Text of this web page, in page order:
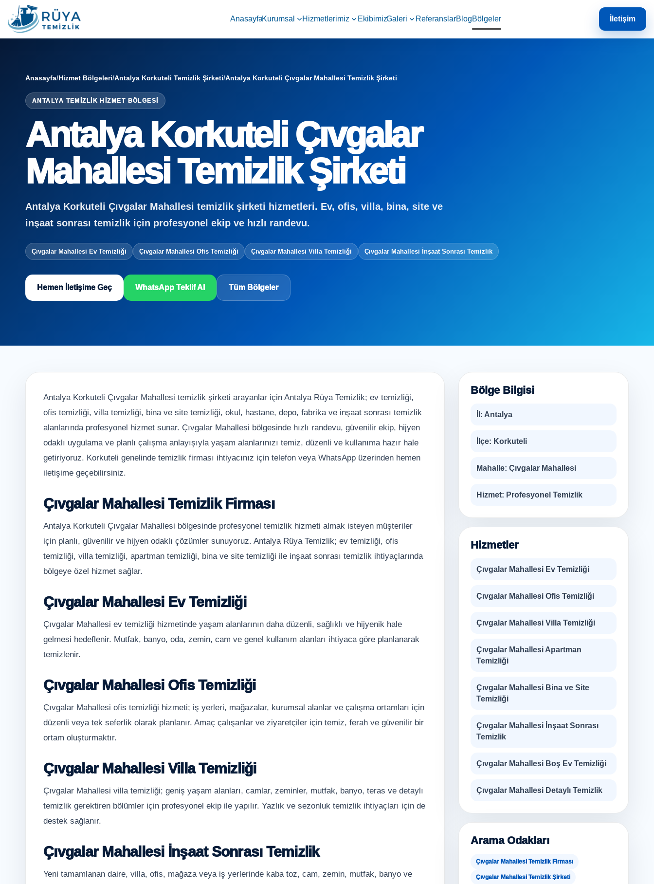
AnasayfaKurumsal Hizmetlerimiz EkibimizGaleri ReferanslarBlogBölgeler İletişim
Anasayfa/Hizmet Bölgeleri/Antalya Korkuteli Temizlik Şirketi/Antalya Korkuteli Çıvgalar Mahallesi Temizlik Şirketi
ANTALYA TEMIZLIK HIZMET BÖLGESI
Antalya Korkuteli Çıvgalar
Mahallesi Temizlik Şirketi
Antalya Korkuteli Çıvgalar Mahallesi temizlik şirketi hizmetleri. Ev, ofis, villa, bina, site ve
inşaat sonrası temizlik için profesyonel ekip ve hızlı randevu.
Çıvgalar Mahallesi Ev Temizliği Çıvgalar Mahallesi Ofis Temizliği Çıvgalar Mahallesi Villa Temizliği Çıvgalar Mahallesi İnşaat Sonrası Temizlik
Hemen İletişime Geç WhatsApp Teklif Al Tüm Bölgeler
Antalya Korkuteli Çıvgalar Mahallesi temizlik şirketi arayanlar için Antalya Rüya Temizlik; ev temizliği,
ofis temizliği, villa temizliği, bina ve site temizliği, okul, hastane, depo, fabrika ve inşaat sonrası temizlik
alanlarında profesyonel hizmet sunar. Çıvgalar Mahallesi bölgesinde hızlı randevu, güvenilir ekip, hijyen
odaklı uygulama ve planlı çalışma anlayışıyla yaşam alanlarınızı temiz, düzenli ve kullanıma hazır hale
getiriyoruz. Korkuteli genelinde temizlik firması ihtiyacınız için telefon veya WhatsApp üzerinden hemen
iletişime geçebilirsiniz.
Çıvgalar Mahallesi Temizlik Firması
Antalya Korkuteli Çıvgalar Mahallesi bölgesinde profesyonel temizlik hizmeti almak isteyen müşteriler
için planlı, güvenilir ve hijyen odaklı çözümler sunuyoruz. Antalya Rüya Temizlik; ev temizliği, ofis
temizliği, villa temizliği, apartman temizliği, bina ve site temizliği ile inşaat sonrası temizlik ihtiyaçlarında
bölgeye özel hizmet sağlar.
Çıvgalar Mahallesi Ev Temizliği
Çıvgalar Mahallesi ev temizliği hizmetinde yaşam alanlarının daha düzenli, sağlıklı ve hijyenik hale
gelmesi hedeflenir. Mutfak, banyo, oda, zemin, cam ve genel kullanım alanları ihtiyaca göre planlanarak
temizlenir.
Çıvgalar Mahallesi Ofis Temizliği
Çıvgalar Mahallesi ofis temizliği hizmeti; iş yerleri, mağazalar, kurumsal alanlar ve çalışma ortamları için
düzenli veya tek seferlik olarak planlanır. Amaç çalışanlar ve ziyaretçiler için temiz, ferah ve güvenilir bir
ortam oluşturmaktır.
Çıvgalar Mahallesi Villa Temizliği
Çıvgalar Mahallesi villa temizliği; geniş yaşam alanları, camlar, zeminler, mutfak, banyo, teras ve detaylı
temizlik gerektiren bölümler için profesyonel ekip ile yapılır. Yazlık ve sezonluk temizlik ihtiyaçları için de
destek sağlanır.
Çıvgalar Mahallesi İnşaat Sonrası Temizlik
Yeni tamamlanan daire, villa, ofis, mağaza veya iş yerlerinde kaba toz, cam, zemin, mutfak, banyo ve
Bölge Bilgisi
İl: Antalya
İlçe: Korkuteli
Mahalle: Çıvgalar Mahallesi
Hizmet: Profesyonel Temizlik
Hizmetler
Çıvgalar Mahallesi Ev Temizliği
Çıvgalar Mahallesi Ofis Temizliği
Çıvgalar Mahallesi Villa Temizliği
Çıvgalar Mahallesi Apartman
Temizliği
Çıvgalar Mahallesi Bina ve Site
Temizliği
Çıvgalar Mahallesi İnşaat Sonrası
Temizlik
Çıvgalar Mahallesi Boş Ev Temizliği
Çıvgalar Mahallesi Detaylı Temizlik
Arama Odakları
Çıvgalar Mahallesi Temizlik Firması
Çıvgalar Mahallesi Temizlik Şirketi